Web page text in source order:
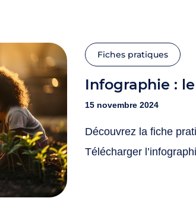
Fiches pratiques
Infographie :
15 novembre 2024
Découvrez la fiche
Télécharger